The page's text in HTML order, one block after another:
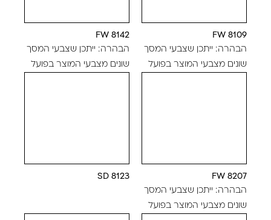
8109 FW
הבהרה: ייתכן שצבעי המסך
שונים מצבעי המוצר בפועל
8142 FW
הבהרה: ייתכן שצבעי המסך
שונים מצבעי המוצר בפועל
8207 FW
הבהרה: ייתכן שצבעי המסך
שונים מצבעי המוצר בפועל
8123 SD